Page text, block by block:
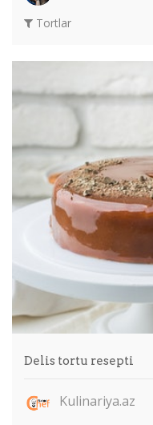
Tortlar
Delis tortu resepti
Kulinariya.az